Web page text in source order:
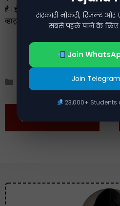
है।इंडिया पोस्ट जीडीएस रिजल्ट जारी
व्हाट्सएप चैनल को ज्वाइन कर सकते हैं।
Sarkari Jobs
सरकारी नौकरी, रिजल्ट और
सबसे पहले पाने के
Join
Join
23,000+